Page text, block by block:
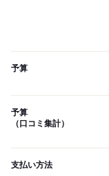
予算
予算
（口コミ集計）
支払い方法